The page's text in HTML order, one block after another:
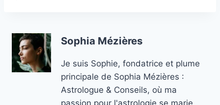
Sophia Mézières
Je suis Sophie, fondatrice et plume
principale de Sophia Mézières :
Astrologue & Conseils, où ma
passion pour l'astrologie se marie